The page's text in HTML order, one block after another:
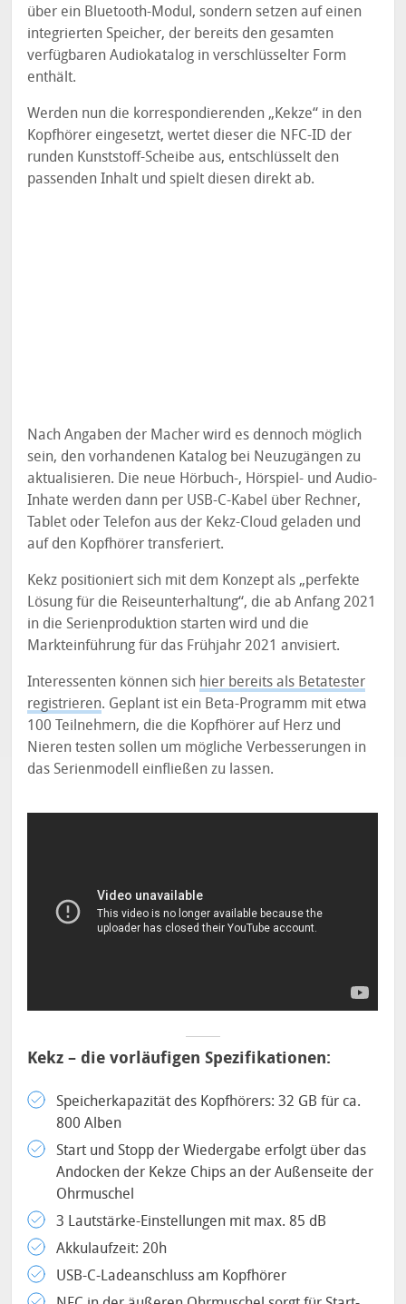
über ein Bluetooth-Modul, sondern setzen auf einen
integrierten Speicher, der bereits den gesamten
verfügbaren Audiokatalog in verschlüsselter Form
enthält.
Werden nun die korrespondierenden „Kekze“ in den
Kopfhörer eingesetzt, wertet dieser die NFC-ID der
runden Kunststoff-Scheibe aus, entschlüsselt den
passenden Inhalt und spielt diesen direkt ab.
Nach Angaben der Macher wird es dennoch möglich
sein, den vorhandenen Katalog bei Neuzugängen zu
aktualisieren. Die neue Hörbuch-, Hörspiel- und Audio-
Inhate werden dann per USB-C-Kabel über Rechner,
Tablet oder Telefon aus der Kekz-Cloud geladen und
auf den Kopfhörer transferiert.
Kekz positioniert sich mit dem Konzept als „perfekte
Lösung für die Reiseunterhaltung“, die ab Anfang 2021
in die Serienproduktion starten wird und die
Markteinführung für das Frühjahr 2021 anvisiert.
Interessenten können sich hier bereits als Betatester
registrieren. Geplant ist ein Beta-Programm mit etwa
100 Teilnehmern, die die Kopfhörer auf Herz und
Nieren testen sollen um mögliche Verbesserungen in
das Serienmodell einfließen zu lassen.
Kekz – die vorläufigen Spezifikationen:
Speicherkapazität des Kopfhörers: 32 GB für ca.
800 Alben
Start und Stopp der Wiedergabe erfolgt über das
Andocken der Kekze Chips an der Außenseite der
Ohrmuschel
3 Lautstärke-Einstellungen mit max. 85 dB
Akkulaufzeit: 20h
USB-C-Ladeanschluss am Kopfhörer